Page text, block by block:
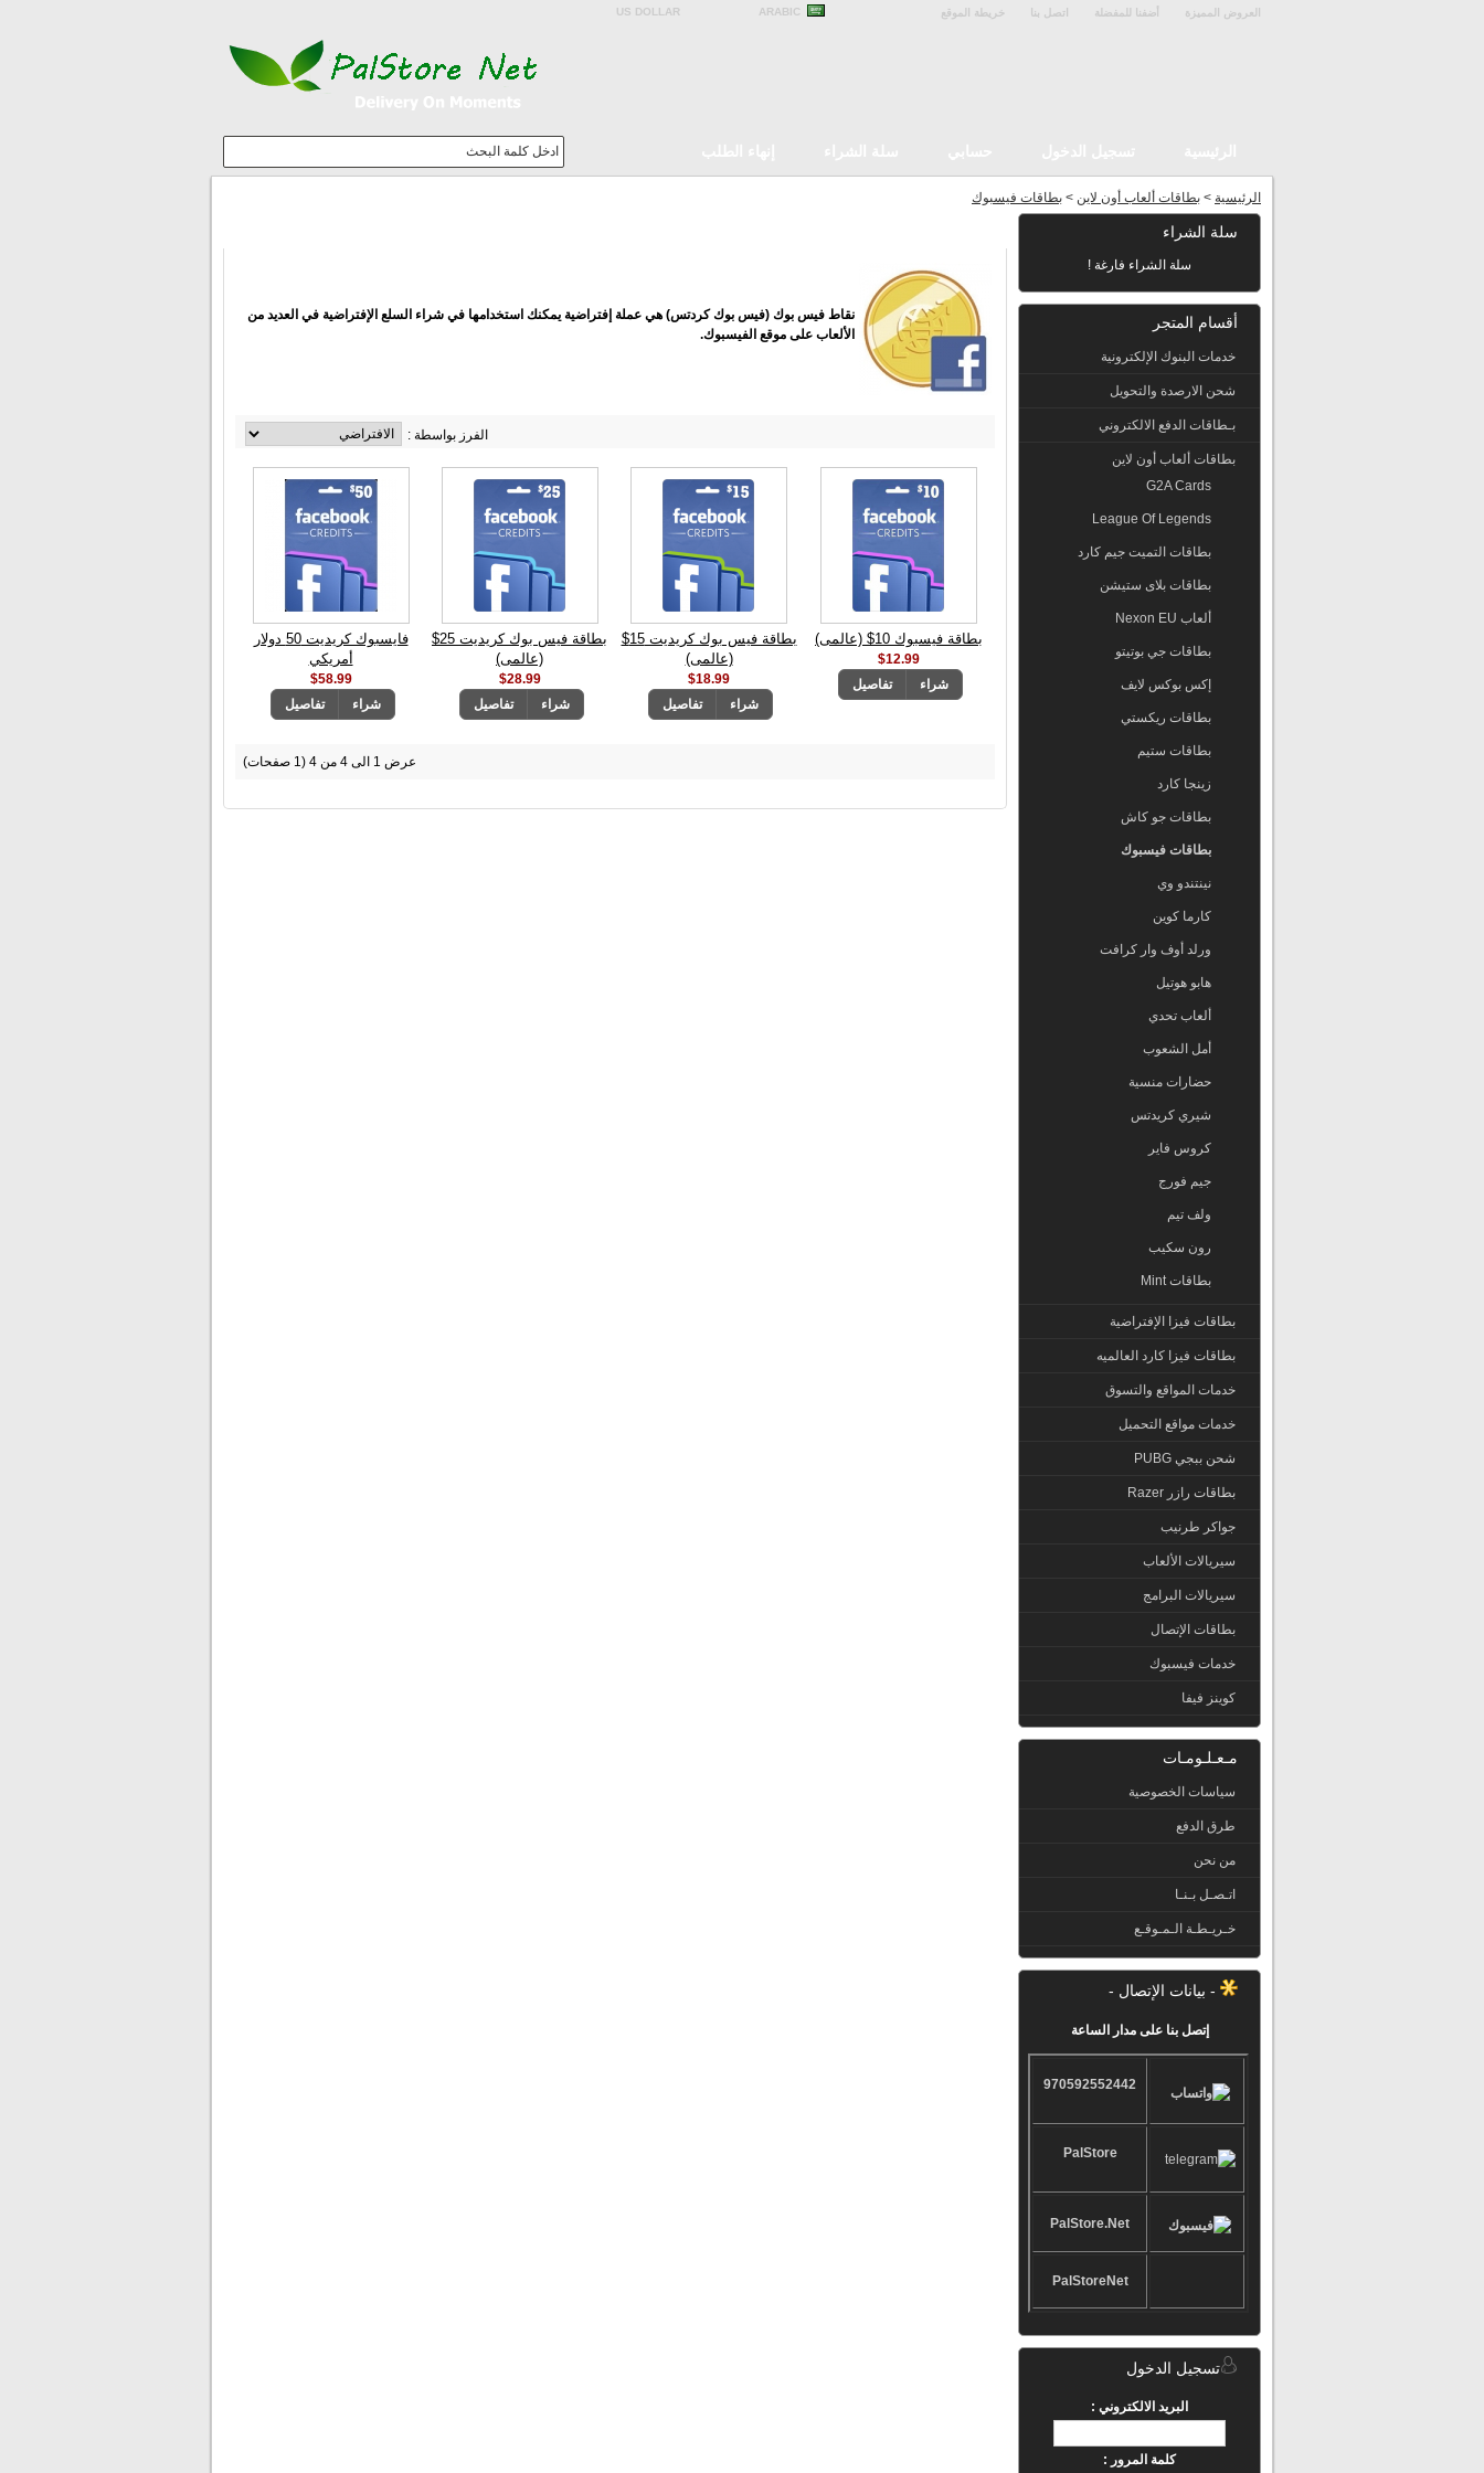
US DOLLAR العروض المميزة أضفنا للمفضلة اتصل بنا خريطة الموقع
الرئيسية > بطاقات ألعاب أون لاين > بطاقات فيسبوك
سلة الشراء
سلة الشراء فارغة !
أقسام المتجر
خدمات البنوك الإلكترونية
شحن الارصدة والتحويل
بـطاقات الدفع الالكتروني
بطاقات ألعاب أون لاين
G2A Cards
League Of Legends
بطاقات التميت جيم كارد
بطاقات بلاى ستيشن
ألعاب Nexon EU
بطاقات جي بوتيتو
إكس بوكس لايف
بطاقات ريكستي
بطاقات ستيم
زينجا كارد
بطاقات جو كاش
بطاقات فيسبوك
نينتندو وي
كارما كوين
ورلد أوف وار كرافت
هابو هوتيل
ألعاب تحدي
أمل الشعوب
حضارات منسية
شيري كريدتس
كروس فاير
جيم فورج
ولف تيم
رون سكيب
بطاقات Mint
بطاقات فيزا الإفتراضية
بطاقات فيزا كارد العالميه
خدمات المواقع والتسوق
خدمات مواقع التحميل
شحن ببجي PUBG
بطاقات رازر Razer
جواكر طرنيب
سيريالات الألعاب
سيريالات البرامج
بطاقات الإتصال
خدمات فيسبوك
كوينز فيفا
مـعـلـومـات
سياسات الخصوصية
طرق الدفع
من نحن
اتـصـل بـنـا
خـريـطـة الـمـوقـع
- بيانات الإتصال -
إتصل بنا على مدار الساعة
970592552442
PalStore
PalStore.Net
PalStoreNet
تسجيل الدخول
البريد الالكتروني :
كلمة المرور :
نقاط فيس بوك (فيس بوك كردتس) هي عملة إفتراضية يمكنك استخدامها في شراء السلع الإفتراضية في العديد من
الألعاب على موقع الفيسبوك.
الفرز بواسطة :
بطاقة فيسبوك 10$ (عالمى)
$12.99
شراء
تفاصيل
بطاقة فيس بوك كريديت 15$
(عالمى)
$18.99
شراء
تفاصيل
بطاقة فيس بوك كريديت 25$
(عالمى)
$28.99
شراء
تفاصيل
فايسبوك كريديت 50 دولار
أمريكي
$58.99
شراء
تفاصيل
عرض 1 الى 4 من 4 (1 صفحات)